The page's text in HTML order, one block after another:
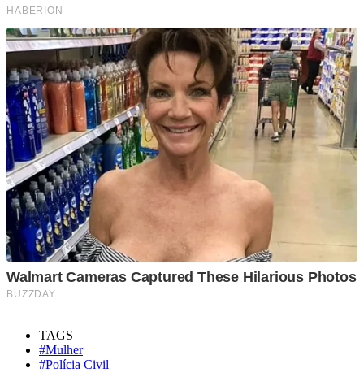
TAGS
#Mulher
#Polícia Civil